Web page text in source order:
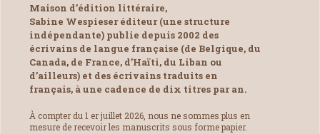
Maison d’édition littéraire,
Sabine Wespieser éditeur (une structure
indépendante) publie depuis 2002 des
écrivains de langue française (de Belgique, du
Canada, de France, d’Haïti, du Liban ou
d’ailleurs) et des écrivains traduits en
français, à une cadence de dix titres par an.
À compter du 1 er juillet 2026, nous ne sommes plus en
mesure de recevoir les manuscrits sous forme papier.